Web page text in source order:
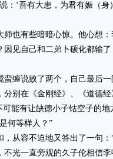
‘吾有大患，为君有娠（身
有些暗暗心惊。他心想：
见自己和二弟卜硕化都输
说败了两个，自己最后一
在《金刚经》、《道德经
能有让缺德小子钴空子的地
何等样人？”
从容不迫地又答出了一句：
一直旁观的久子伦相信李